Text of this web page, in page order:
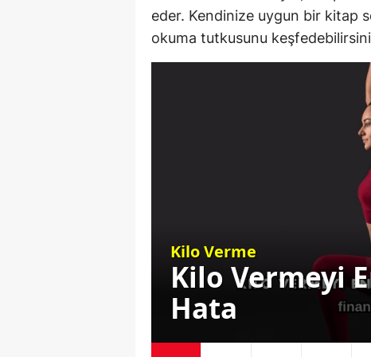
eder. Kendinize uygun bir kitap
okuma tutkusunu
Kilo Verme
Zayıflamak